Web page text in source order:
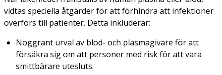
vidtas speciella åtgärder för att förhindra att infektioner
överförs till patienter. Detta inkluderar:
Noggrant urval av blod- och plasmagivare för att
försäkra sig om att personer med risk för att vara
smittbärare utesluts.